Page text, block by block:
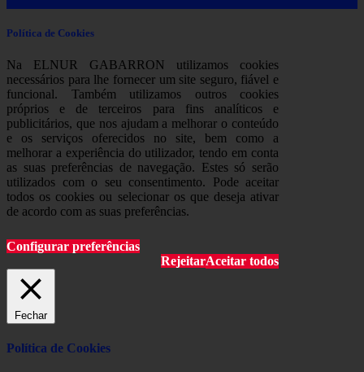
Política de Cookies
Na ELNUR GABARRON utilizamos cookies
necessários para lhe fornecer um site seguro, fiável e
funcional. Também utilizamos outros cookies
próprios e de terceiros para fins analíticos e
publicitários, que nos ajudam a melhorar o conteúdo
e os serviços oferecidos no site, bem como a
melhorar a experiência do utilizador, tendo em conta
as suas preferências de navegação. Estes só serão
utilizados com o seu consentimento. Pode aceitar
todos os cookies ou selecionar os que deseja ativar
de acordo com as suas preferências.
Configurar preferências
RejeitarAceitar todos
Fechar
Política de Cookies